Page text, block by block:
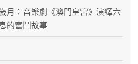
月：音樂劇《澳門皇宮》演繹六
的奮鬥故事